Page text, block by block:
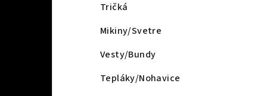
Tričká
Mikiny/Svetre
Vesty/Bundy
Tepláky/Nohavice